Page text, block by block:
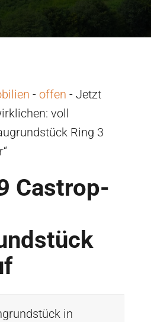
- offen - Jetzt
voll
Ring 3
Castrop-
in